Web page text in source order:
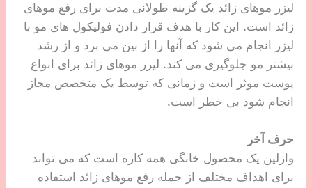
لیزر موهای زائد یک گزینه طولانی مدت برای رفع موهای
زائد است. این کار با هدف قرار دادن فولیکول های مو با
لیزر انجام می شود که آنها را از بین می برد و از رشد
بیشتر مو جلوگیری می کند. لیزر موهای زائد برای انواع
پوست موثر است و زمانی که توسط یک متخصص مجاز
انجام شود بی خطر است.
حرف آخر
وازلین یک محصول خانگی همه کاره است که می تواند
برای اهداف مختلف از جمله رفع موهای زائد استفاده